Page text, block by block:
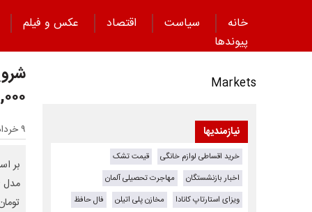
خانه سیاست اقتصاد
عکس و فیلم
پیوند‌ها
۲۹,۰۰۰,۰۰۰
۹ خرداد ۱۴۰۴ - ۱۱:۳۱
Markets
نیازمندیها
خرید اقساطی لوازم خانگی
قیمت تشک
اخبار بازنشستگان
مهاجرت تحصیلی آلمان
ویزای استارتاپ کانادا
مخازن پلی اتیلن
فال حافظ